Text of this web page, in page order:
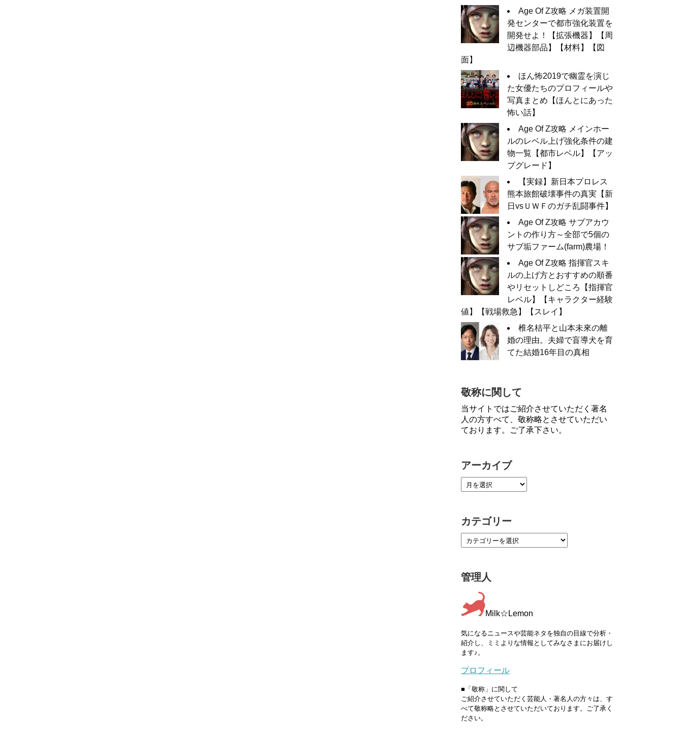
Age Of Z攻略 メガ装置開
発センターで都市強化装置を
開発せよ！【拡張機器】【周
辺機器部品】【材料】【図
面】
ほん怖2019で幽霊を演じ
た女優たちのプロフィールや
写真まとめ【ほんとにあった
怖い話】
Age Of Z攻略 メインホー
ルのレベル上げ強化条件の建
物一覧【都市レベル】【アッ
プグレード】
【実録】新日本プロレス
熊本旅館破壊事件の真実【新
日vsＵＷＦのガチ乱闘事件】
Age Of Z攻略 サブアカウ
ントの作り方～全部で5個の
サブ垢ファーム(farm)農場！
Age Of Z攻略 指揮官スキ
ルの上げ方とおすすめの順番
やリセットしどころ【指揮官
レベル】【キャラクター経験
値】【戦場救急】【スレイ】
椎名桔平と山本未來の離
婚の理由。夫婦で盲導犬を育
てた結婚16年目の真相
敬称に関して
当サイトではご紹介させていただく著名
人の方すべて、敬称略とさせていただい
ております。ご了承下さい。
アーカイブ
カテゴリー
管理人
Milk☆Lemon
気になるニュースや芸能ネタを独自の目線で分析・
紹介し、ミミよりな情報としてみなさまにお届けし
ます♪。
プロフィール
■「敬称」に関して
ご紹介させていただく芸能人・著名人の方々は、す
べて敬称略とさせていただいております。ご了承く
ださい。